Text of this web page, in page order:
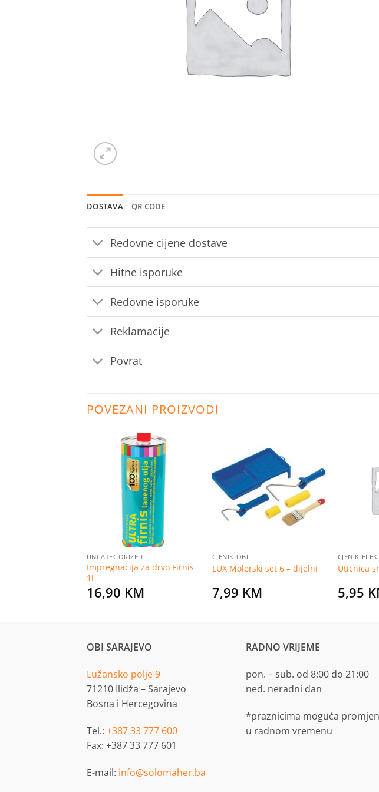
DOSTAVA QR CODE
Redovne cijene dostave
Hitne isporuke
Redovne isporuke
Reklamacije
Povrat
POVEZANI PROIZVODI
UNCATEGORIZED
Impregnacija za drvo Firnis
1l
16,90 KM
na
listu
želja
CJENIK OBI
LUX Molerski set 6 – dijelni
7,99 KM
CJENIK
Uticnica
5,95
OBI SARAJEVO
Lužansko polje 9
71210 Ilidža – Sarajevo
Bosna i Hercegovina
Tel.: +387 33 777 600
Fax: +387 33 777 601
E-mail: info@solomaher.ba
RADNO VRIJEME
pon. – sub. od 8:00 do 21:00
ned. neradni dan
*praznicima moguća
u radnom vremenu